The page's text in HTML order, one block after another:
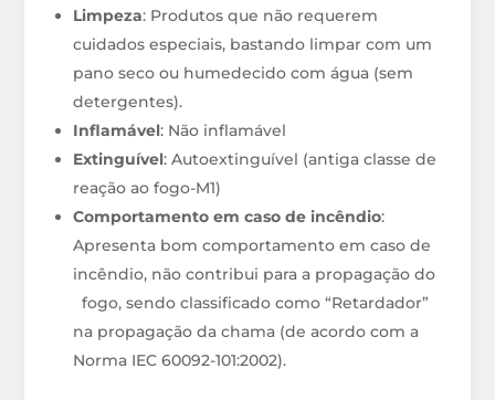
Limpeza: Produtos que não requerem
cuidados especiais, bastando limpar com um
pano seco ou humedecido com água (sem
detergentes).
Inflamável: Não inflamável
Extinguível: Autoextinguível (antiga classe de
reação ao fogo-M1)
Comportamento em caso de incêndio:
Apresenta bom comportamento em caso de
incêndio, não contribui para a propagação do
fogo, sendo classificado como “Retardador”
na propagação da chama (de acordo com a
Norma IEC 60092-101:2002).